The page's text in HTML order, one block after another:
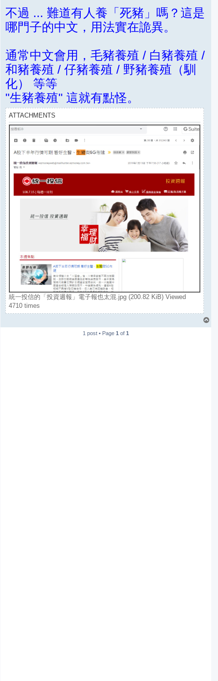
不過 ... 難道有人養「死豬」嗎？這是
哪門子的中文，用法實在詭異。
通常中文會用，毛豬養殖 / 白豬養殖 /
和豬養殖 / 仔豬養殖 / 野豬養殖（馴
化） 等等
"生豬養殖" 這就有點怪。
ATTACHMENTS
統一投信的「投資週報」電子報也太混.jpg (200.82 KiB) Viewed
4710 times
o
1 post • Page1 of1